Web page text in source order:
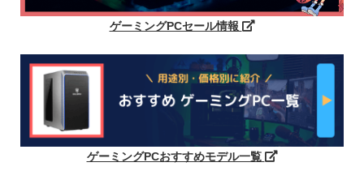
ゲーミングPCセール情報
ゲーミングPCおすすめモデル一覧